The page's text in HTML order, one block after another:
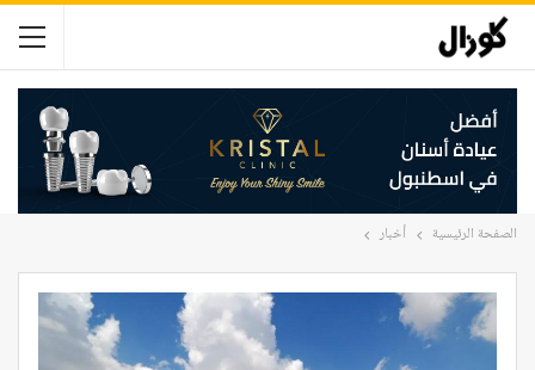
الصفحة الرئيسية أخبار